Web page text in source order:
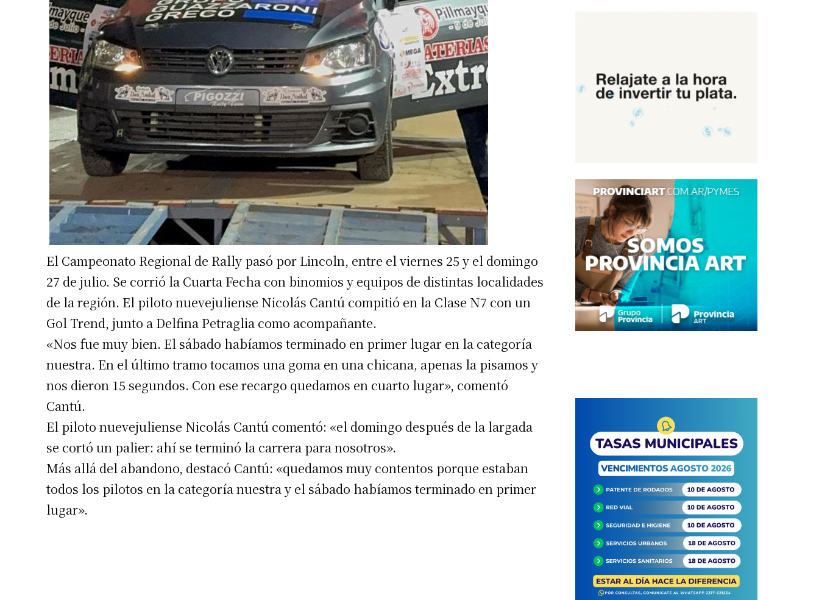
Suscribirme gratis
Nombre
Apellidos
El Campeonato Regional de Rally pasó por Lincoln, entre el viernes 25 y el domingo
27 de julio. Se corrió la Cuarta Fecha con binomios y equipos de distintas localidades
de la región. El piloto nuevejuliense Nicolás Cantú compitió en la Clase N7 con un
Gol Trend, junto a Delfina Petraglia como acompañante.
«Nos fue muy bien. El sábado habíamos terminado en primer lugar en la categoría
nuestra. En el último tramo tocamos una goma en una chicana, apenas la pisamos y
nos dieron 15 segundos. Con ese recargo quedamos en cuarto lugar», comentó
Cantú.
El piloto nuevejuliense Nicolás Cantú comentó: «el domingo después de la largada
se cortó un palier: ahí se terminó la carrera para nosotros».
Más allá del abandono, destacó Cantú: «quedamos muy contentos porque estaban
todos los pilotos en la categoría nuestra y el sábado habíamos terminado en primer
lugar».